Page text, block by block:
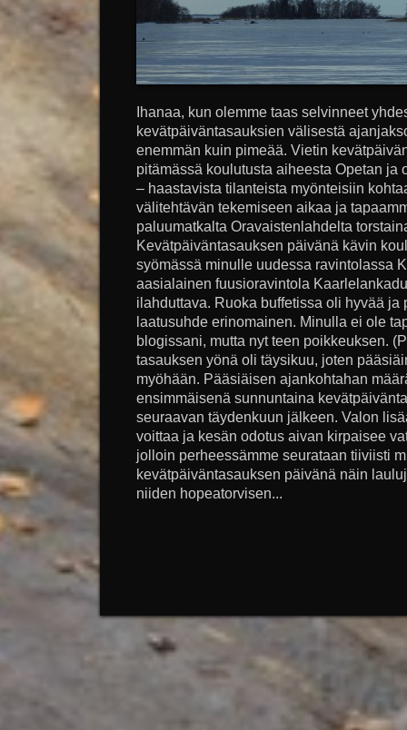
Ihanaa, kun olemme taas selvinneet
kevätpäiväntasauksien välisestä
enemmän kuin pimeää. Vietin
pitämässä koulutusta aiheesta Opetan ja
– haastavista tilanteista myönteisiin
välitehtävän tekemiseen aikaa ja
paluumatkalta Oravaistenlahdelta
Kevätpäiväntasauksen päivänä kävin
syömässä minulle uudessa ravintolassa
aasialainen fuusioravintola
ilahduttava. Ruoka buffetissa oli hyvää ja
laatusuhde erinomainen. Minulla ei ole
blogissani, mutta nyt teen poikkeuksen.
tasauksen yönä oli täysikuu, joten
myöhään. Pääsiäisen ajankohtahan
ensimmäisenä sunnuntaina
seuraavan täydenkuun jälkeen. Valon
voittaa ja kesän odotus aivan kirpaisee
jolloin perheessämme seurataan tiiviisti
kevätpäiväntasauksen päivänä näin
niiden hopeatorvisen...